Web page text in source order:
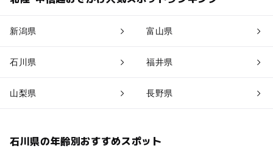
新潟県 富山県
石川県 福井県
山梨県 長野県
石川県の年齢別おすすめスポット